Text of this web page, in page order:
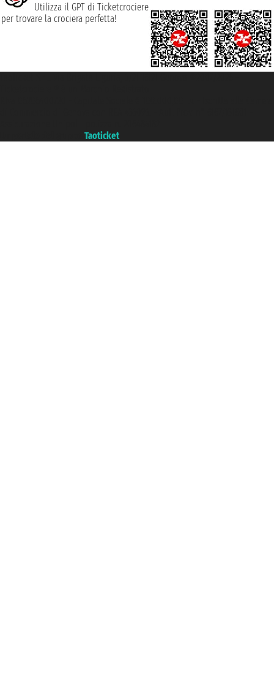
Utilizza il GPT di Ticketcrociere
per trovare la crociera perfetta!
Taoticket